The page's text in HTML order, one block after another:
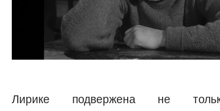
Лирике подвержена не